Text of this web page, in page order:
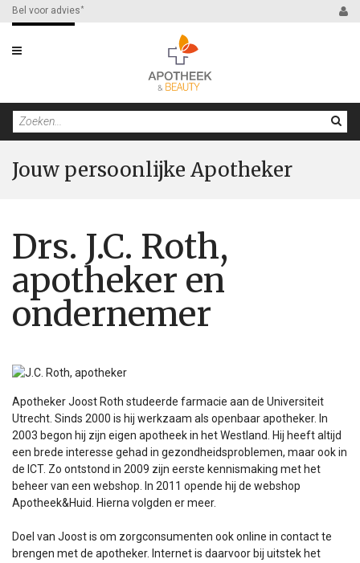
Bel voor advies *
Jouw persoonlijke Apotheker
Drs. J.C. Roth,
apotheker en
ondernemer
Apotheker Joost Roth studeerde farmacie aan de Universiteit
Utrecht. Sinds 2000 is hij werkzaam als openbaar apotheker. In
2003 begon hij zijn eigen apotheek in het Westland. Hij heeft altijd
een brede interesse gehad in gezondheidsproblemen, maar ook in
de ICT. Zo ontstond in 2009 zijn eerste kennismaking met het
beheer van een webshop. In 2011 opende hij de webshop
Apotheek&Huid. Hierna volgden er meer.
Doel van Joost is om zorgconsumenten ook online in contact te
brengen met de apotheker. Internet is daarvoor bij uitstek het
Filter